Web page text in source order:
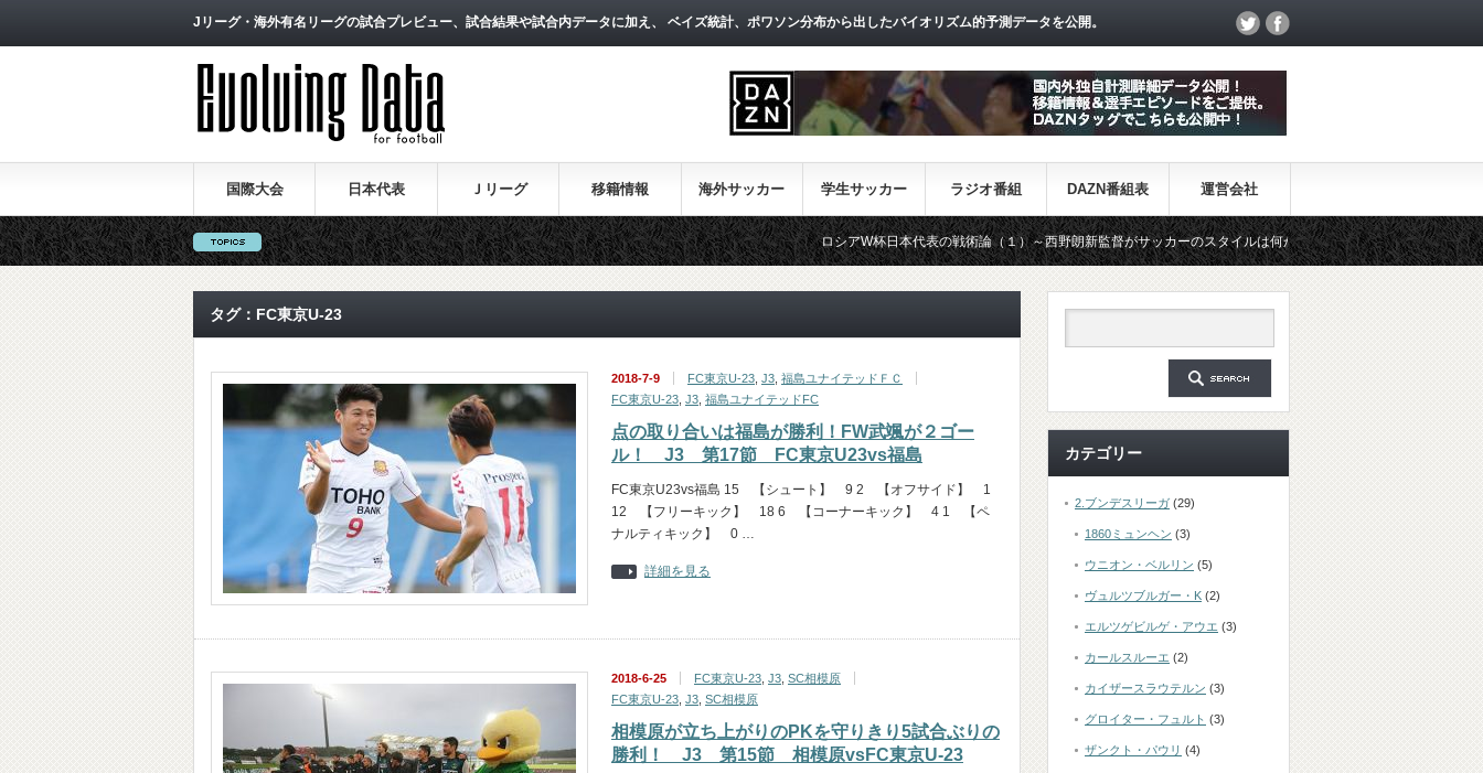
Jリーグ・海外有名リーグの試合プレビュー、試合結果や試合内データに加え、 ベイズ統計、ポワソン分布から出したバイオリズム的予測データを公開。
国際大会 日本代表 Ｊリーグ 移籍情報 海外サッカー 学生サッカー ラジオ番組 DAZN番組表 運営会社
ロシアW杯日本代表の戦術論（１）～西野朗新監督がサッカーのスタイルは何か～ 【一覧】J1・J2・J3リーグ
タグ：FC東京U-23
2018-7-9 FC東京U-23 J3 福島ユナイテッドＦＣ
FC東京U-23 J3 福島ユナイテッドFC
点の取り合いは福島が勝利！FW武颯が２ゴー
ル！ J3 第17節 FC東京U23vs福島
FC東京U23vs福島 15 【シュート】 9 2 【オフサイド】 1
12 【フリーキック】 18 6 【コーナーキック】 4 1 【ペ
ナルティキック】 0 …
詳細を見る
2018-6-25 FC東京U-23 J3 SC相模原
FC東京U-23 J3 SC相模原
相模原が立ち上がりのPKを守りきり5試合ぶりの
勝利！ J3 第15節 相模原vsFC東京U-23
カテゴリー
2.ブンデスリーガ (29)
1860ミュンヘン (3)
ウニオン・ベルリン (5)
ヴュルツブルガー・K (2)
エルツゲビルゲ・アウエ (3)
カールスルーエ (2)
カイザースラウテルン (3)
グロイター・フュルト (3)
ザンクト・パウリ (4)